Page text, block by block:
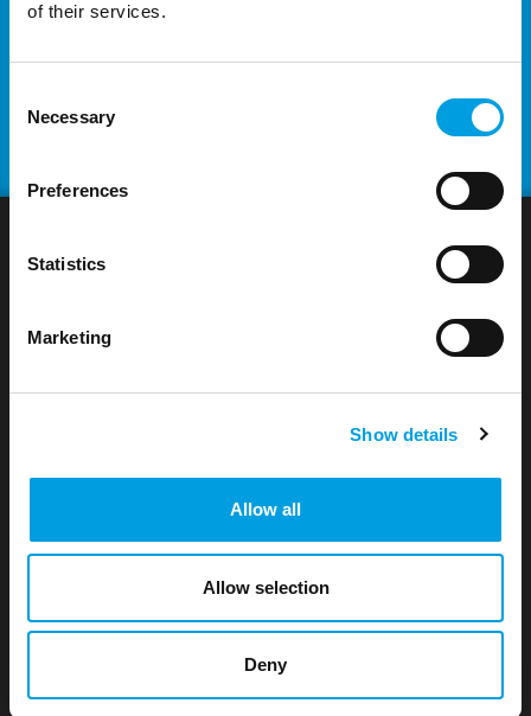
of their services.
Selection
Necessary
Preferences
Statistics
Marketing
Show details
Allow all
Allow selection
Deny
Finanza e Amministrazione Aziendale, Università di
t33 S.r.l. – Socio unico è una società Carbon
raggiungere un buon livello di sostenibilità